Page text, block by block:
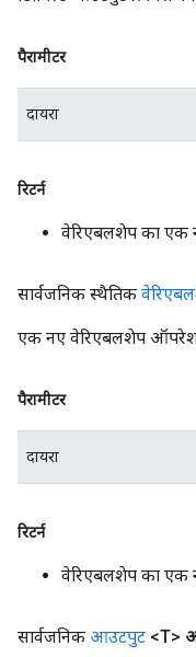
पैरामीटर
दायरा
रिटर्न
वेरिएबलशेप का एक
सार्वजनिक स्थैतिक
एक नए वेरिएबलशेप
पैरामीटर
दायरा
रिटर्न
वेरिएबलशेप का एक
सार्वजनिक आउटपुट <T>